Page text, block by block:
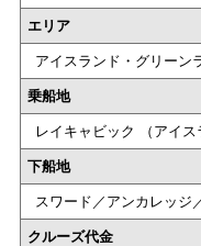
エリア
アイスランド・グリーン
乗船地
レイキャビック （アイス
下船地
スワード／アンカレッジ
クルーズ代金